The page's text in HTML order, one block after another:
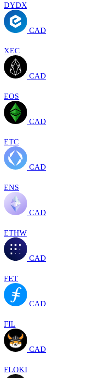
DYDX
CAD
XEC
CAD
EOS
CAD
ETC
CAD
ENS
CAD
ETHW
CAD
FET
CAD
FIL
CAD
FLOKI